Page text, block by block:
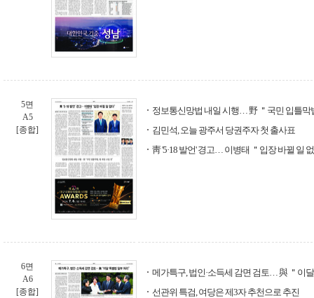
5면
A5
[종합]
정보통신망법 내일 시행… 野 ＂국민 입틀막
김민석, 오늘 광주서 당권주자 첫 출사표
靑 '5·18 발언' 경고… 이병태 ＂입장 바뀔 일
6면
A6
[종합]
메가특구, 법인·소득세 감면 검토… 與 ＂이
선관위 특검, 여당은 제3자 추천으로 추진